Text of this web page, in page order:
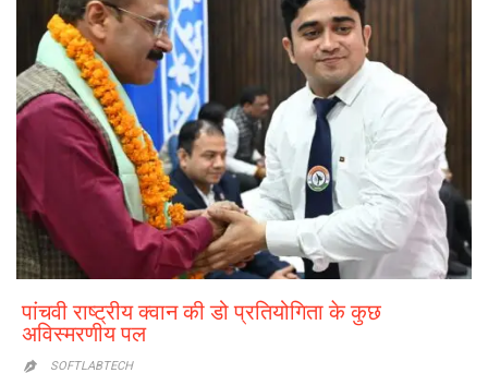
पांचवी राष्ट्रीय क्वान की डो प्रतियोगिता के कुछ
अविस्मरणीय पल
 SOFTLABTECH